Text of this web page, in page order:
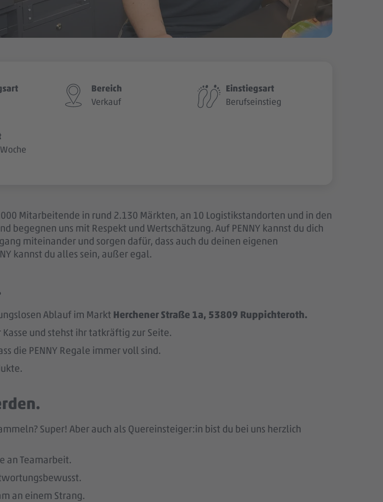
Bereich
Verkauf
Einstiegsart
Berufseinstieg
Mitarbeitende in rund 2.130 Märkten, an 10 Logistikstandorten und in den
begegnen uns mit Respekt und Wertschätzung. Auf PENNY kannst du dich
miteinander und sorgen dafür, dass auch du deinen eigenen
kannst du alles sein, außer egal.
Ablauf im Markt Herchener Straße 1a, 53809 Ruppichteroth.
und stehst ihr tatkräftig zur Seite.
die PENNY Regale immer voll sind.
Super! Aber auch als Quereinsteiger:in bist du bei uns herzlich
an Teamarbeit.
an einem Strang.